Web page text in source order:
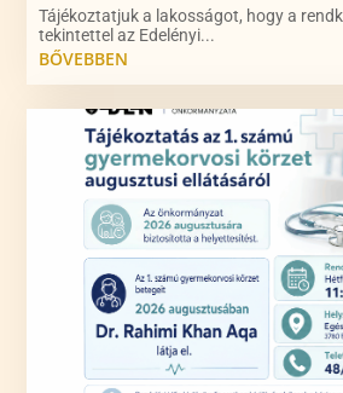
Tájékoztatjuk a lakosságot, hogy a
tekintettel az Edelényi...
BŐVEBBEN